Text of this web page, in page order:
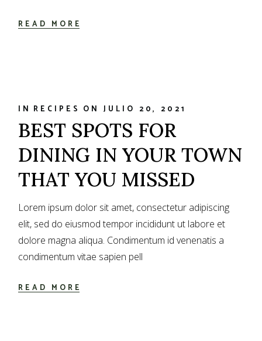
READ MORE
IN RECIPES ON JULIO 20, 2021
BEST SPOTS FOR
DINING IN YOUR TOWN
THAT YOU MISSED
Lorem ipsum dolor sit amet, consectetur adipiscing
elit, sed do eiusmod tempor incididunt ut labore et
dolore magna aliqua. Condimentum id venenatis a
condimentum vitae sapien pell
READ MORE